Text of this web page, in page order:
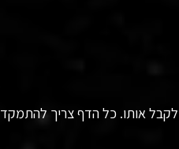
לקבל אותו. כל הדף צריך להתמקד